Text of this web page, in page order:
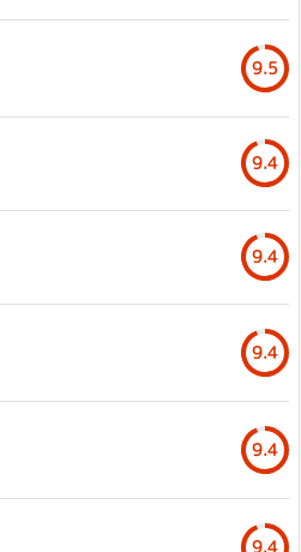
9.5
9.4
9.4
9.4
9.4
9.4